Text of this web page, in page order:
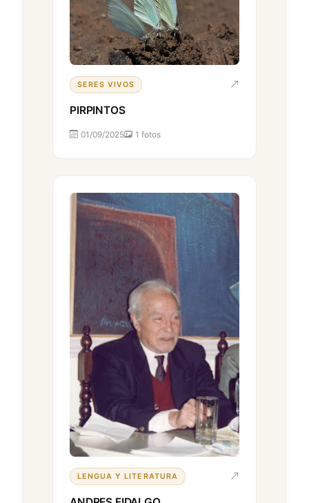
SERES VIVOS
PIRPINTOS
01/09/2025 1 fotos
LENGUA Y LITERATURA